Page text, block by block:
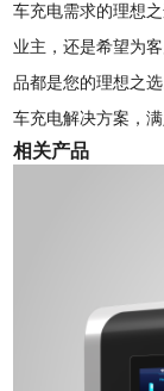
车充电需求的理想
业主，还是希望为
品都是您的理想之
车充电解决方案，
相关产品